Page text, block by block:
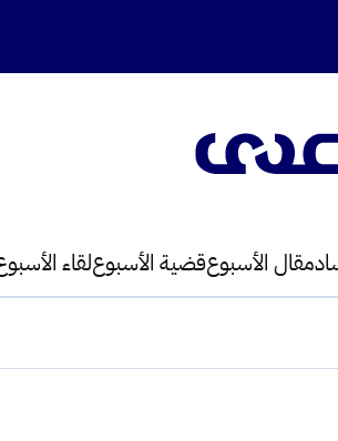
مقال الأسبوعقضية الأسبوعلقاء